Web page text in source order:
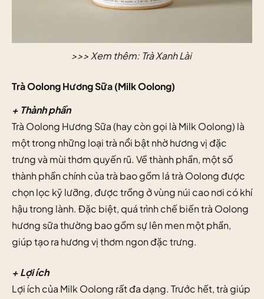
>>> Xem thêm: Trà Xanh Lài
Trà Oolong Hương Sữa (Milk Oolong)
+ Thành phần
Trà Oolong Hương Sữa (hay còn gọi là Milk Oolong) là
một trong những loại trà nổi bật nhờ hương vị đặc
trưng và mùi thơm quyến rũ. Về thành phần, một số
thành phần chính của trà bao gồm lá trà Oolong được
chọn lọc kỹ lưỡng, được trồng ở vùng núi cao nơi có khí
hậu trong lành. Đặc biệt, quá trình chế biến trà Oolong
hương sữa thường bao gồm sự lên men một phần,
giúp tạo ra hương vị thơm ngon đặc trưng.
+ Lợi ích
Lợi ích của Milk Oolong rất đa dạng. Trước hết, trà giúp